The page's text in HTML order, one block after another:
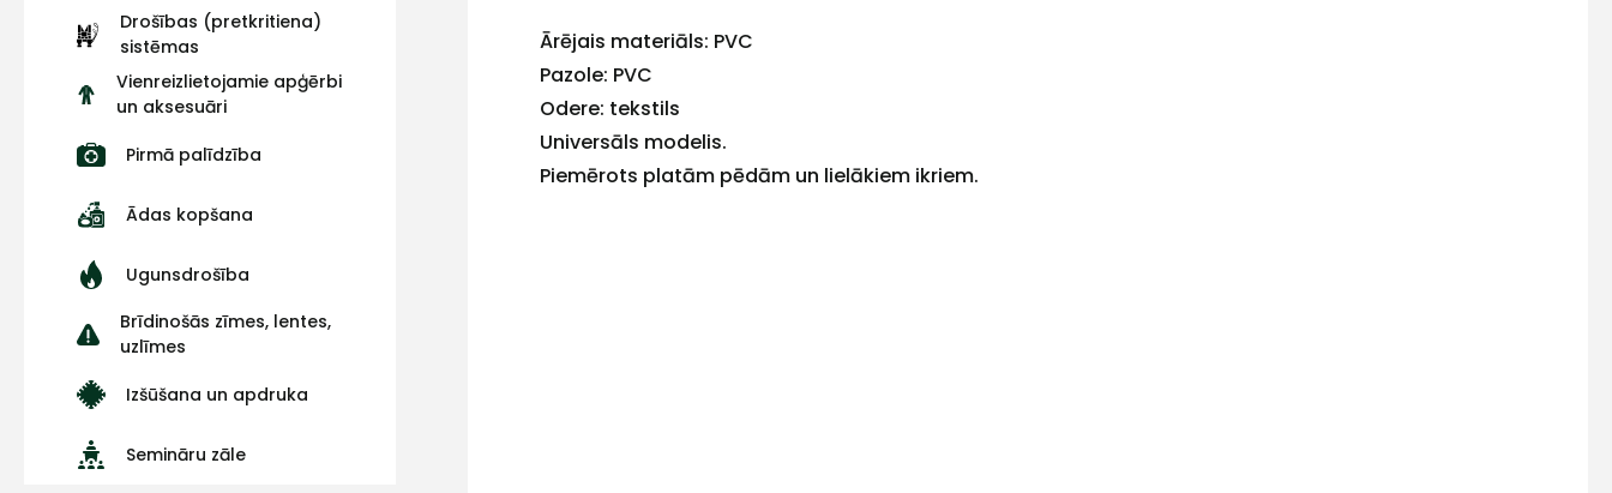
Drošības (pretkritiena)
sistēmas
Vienreizlietojamie apģērbi
un aksesuāri
Pirmā palīdzība
Ādas kopšana
Ugunsdrošība
Brīdinošās zīmes, lentes,
uzlīmes
Izšūšana un apdruka
Semināru zāle
Ārējais materiāls: PVC
Pazole: PVC
Odere: tekstils
Universāls modelis.
Piemērots platām pēdām un lielākiem ikriem.
+